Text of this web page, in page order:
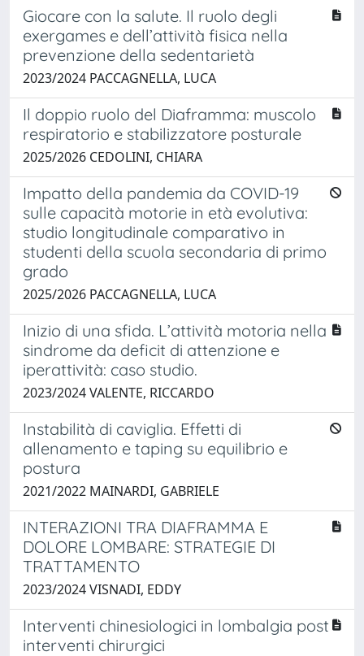
Giocare con la salute. Il ruolo degli
exergames e dell’attività fisica nella
prevenzione della sedentarietà
2023/2024 PACCAGNELLA, LUCA
Il doppio ruolo del Diaframma: muscolo
respiratorio e stabilizzatore posturale
2025/2026 CEDOLINI, CHIARA
Impatto della pandemia da COVID-19
sulle capacità motorie in età evolutiva:
studio longitudinale comparativo in
studenti della scuola secondaria di primo
grado
2025/2026 PACCAGNELLA, LUCA
Inizio di una sfida. L’attività motoria nella
sindrome da deficit di attenzione e
iperattività: caso studio.
2023/2024 VALENTE, RICCARDO
Instabilità di caviglia. Effetti di
allenamento e taping su equilibrio e
postura
2021/2022 MAINARDI, GABRIELE
INTERAZIONI TRA DIAFRAMMA E
DOLORE LOMBARE: STRATEGIE DI
TRATTAMENTO
2023/2024 VISNADI, EDDY
Interventi chinesiologici in lombalgia post
interventi chirurgici